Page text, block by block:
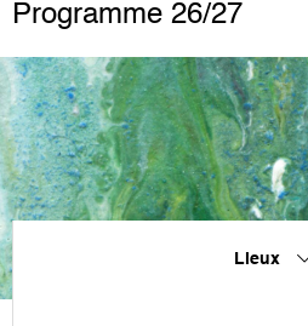
Programme 26/27
Lieux